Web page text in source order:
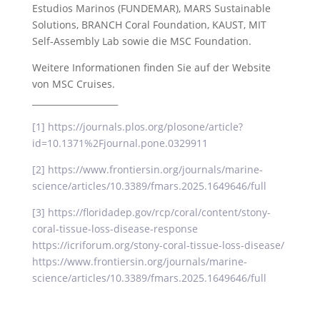
Estudios Marinos (FUNDEMAR), MARS Sustainable
Solutions, BRANCH Coral Foundation, KAUST, MIT
Self-Assembly Lab sowie die MSC Foundation.
Weitere Informationen finden Sie auf der Website
von MSC Cruises.
[1] https://journals.plos.org/plosone/article?
id=10.1371%2Fjournal.pone.0329911
[2] https://www.frontiersin.org/journals/marine-
science/articles/10.3389/fmars.2025.1649646/full
[3] https://floridadep.gov/rcp/coral/content/stony-
coral-tissue-loss-disease-response
https://icriforum.org/stony-coral-tissue-loss-disease/
https://www.frontiersin.org/journals/marine-
science/articles/10.3389/fmars.2025.1649646/full